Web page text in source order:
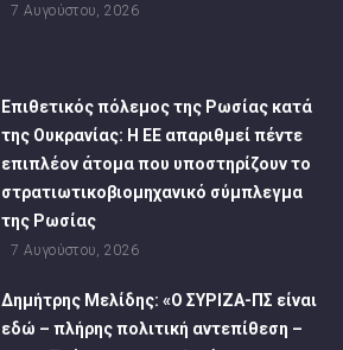
7 Αυγούστου, 2026
Επιθετικός πόλεμος της Ρωσίας κατά
της Ουκρανίας: Η ΕΕ απαριθμεί πέντε
επιπλέον άτομα που υποστηρίζουν το
στρατιωτικοβιομηχανικό σύμπλεγμα
της Ρωσίας
7 Αυγούστου, 2026
Δημήτρης Μελίδης: «Ο ΣΥΡΙΖΑ-ΠΣ είναι
εδώ – πλήρης πολιτική αντεπίθεση –